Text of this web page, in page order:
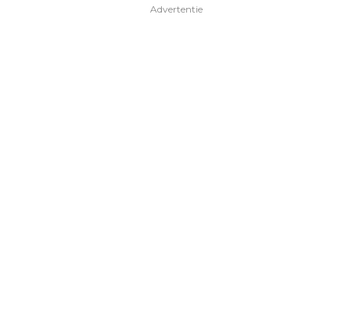
Advertentie